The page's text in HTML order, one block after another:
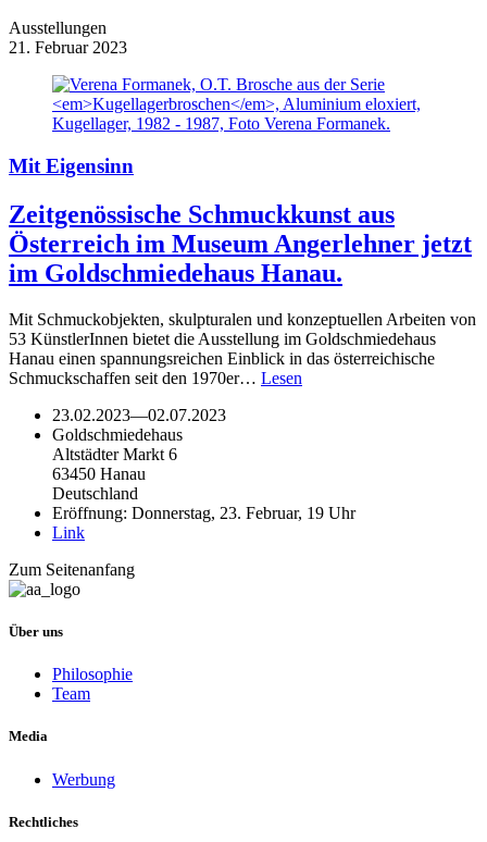
Ausstellungen
21. Februar 2023
Mit Eigensinn
Zeitgenössische Schmuckkunst aus
Österreich im Museum Angerlehner jetzt
im Goldschmiedehaus Hanau.
Mit Schmuckobjekten, skulpturalen und konzeptuellen Arbeiten von
53 KünstlerInnen bietet die Ausstellung im Goldschmiedehaus
Hanau einen spannungsreichen Einblick in das österreichische
Schmuckschaffen seit den 1970er… Lesen
23.02.2023—02.07.2023
Goldschmiedehaus
Altstädter Markt 6
63450 Hanau
Deutschland
Eröffnung: Donnerstag, 23. Februar, 19 Uhr
Link
Zum Seitenanfang
Über uns
Philosophie
Team
Media
Werbung
Rechtliches